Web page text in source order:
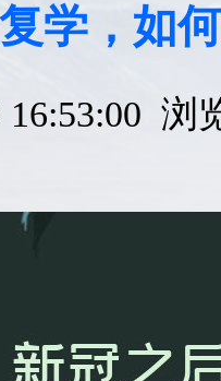
学，如
16:53:00